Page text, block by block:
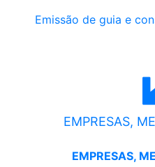
Emissão de guia e
EMPRESAS,
EMPRESAS,